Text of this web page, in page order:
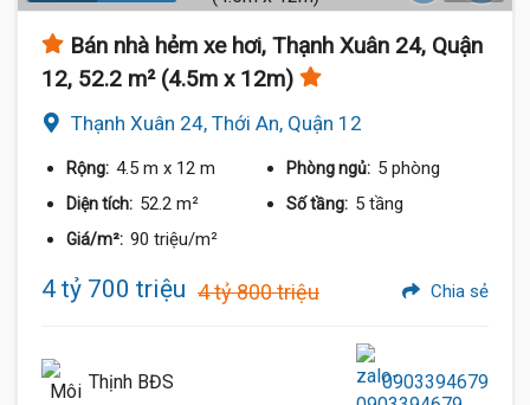
Bán nhà hẻm xe hơi, Thạnh Xuân 24, Quận
12, 52.2 m² (4.5m x 12m)
Thạnh Xuân 24, Thới An, Quận 12
Rộng: 4.5 m x 12 m Phòng ngủ: 5 phòng
Diện tích: 52.2 m² Số tầng: 5 tầng
Giá/m²: 90 triệu/m²
4 tỷ 700 triệu 4 tỷ 800 triệu Chia sẻ
Thịnh BĐS 0903394679